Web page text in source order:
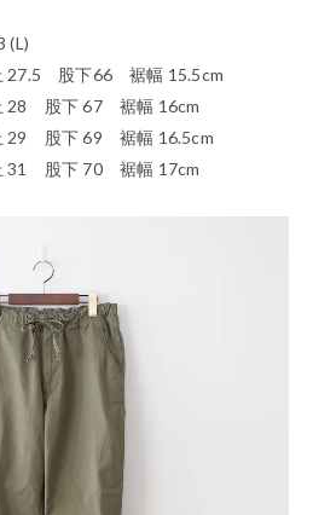
(L)
27.5 股下66 裾幅 15.5cm
28 股下 67 裾幅 16cm
29 股下 69 裾幅 16.5cm
31 股下 70 裾幅 17cm